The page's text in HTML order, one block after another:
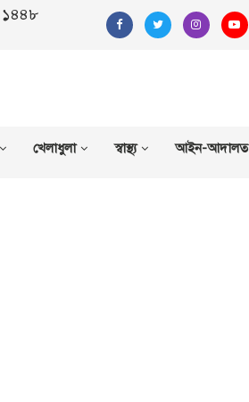
১৪৪৮
খেলাধুলা স্বাস্থ্য আইন-আদালত